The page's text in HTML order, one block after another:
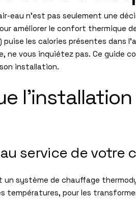
eau n’est pas seulement une
améliorer le confort thermique
puise les calories présentes dans
ne vous inquiétez pas. Ce guide
installation.
service de votre
un système de chauffage
températures, pour les